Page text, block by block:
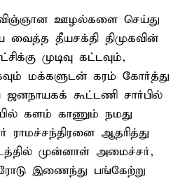
விஞ்ஞான ஊழல்களை செய்து
வைத்த தீயசக்தி திமுகவின்
முடிவு கட்டவும்,
மக்களுடன் கரம் கோர்த்து
ஜனநாயகக் கூட்டணி சார்பில்
களம் காணும் நமது
ராமச்சந்திரனை ஆதரித்து
முன்னாள் அமைச்சர்,
இணைந்து பங்கேற்று